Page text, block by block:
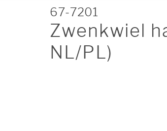
67-7201
Zwenkwiel
NL/PL)